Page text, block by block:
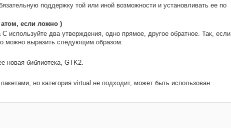
поддержку той или иной возможности и установливать ее по
если ложно )
используйте два утверждения, одно прямое, другое обратное. Так, если
можно выразить следующим образом:
новая библиотека, GTK2.
но категория virtual не подходит, может быть использован